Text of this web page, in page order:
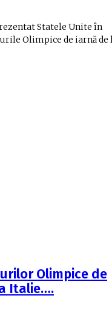
Statele Unite în
Olimpice de iarnă de
Olimpice de
Italie….